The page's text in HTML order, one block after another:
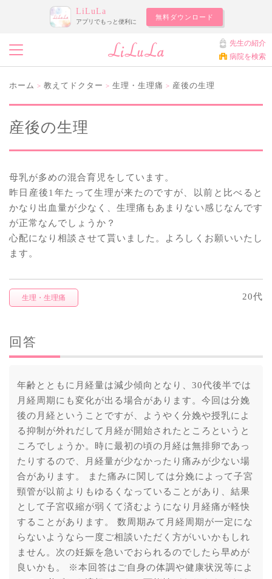
LiLuLa
アプリでもっと便利に
無料ダウンロード
先生の紹介
病院を検索
ホーム > 教えてドクター > 生理・生理痛 > 産後の生理
産後の生理
母乳が多めの混合育児をしています。
昨日産後1年たって生理が来たのですが、以前と比べると
かなり出血量が少なく、生理痛もあまりない感じなんです
が正常なんでしょうか？
心配になり相談させて貰いました。よろしくお願いいたし
ます。
生理・生理痛 20代
回答
年齢とともに月経量は減少傾向となり、30代後半では
月経周期にも変化が出る場合があります。今回は分娩
後の月経ということですが、ようやく分娩や授乳によ
る抑制が外れだして月経が開始されたところというと
ころでしょうか。時に最初の頃の月経は無排卵であっ
たりするので、月経量が少なかったり痛みが少ない場
合があります。 また痛みに関しては分娩によって子宮
頸管が以前よりもゆるくなっていることがあり、結果
として子宮収縮が弱くて済むようになり月経痛が軽快
することがあります。 数周期みて月経周期が一定にな
らないようなら一度ご相談いただく方がいいかもしれ
ません。次の妊娠を急いでおられるのでしたら早めが
良いかも。 ※本回答はご自身の体調や健康状況等によ